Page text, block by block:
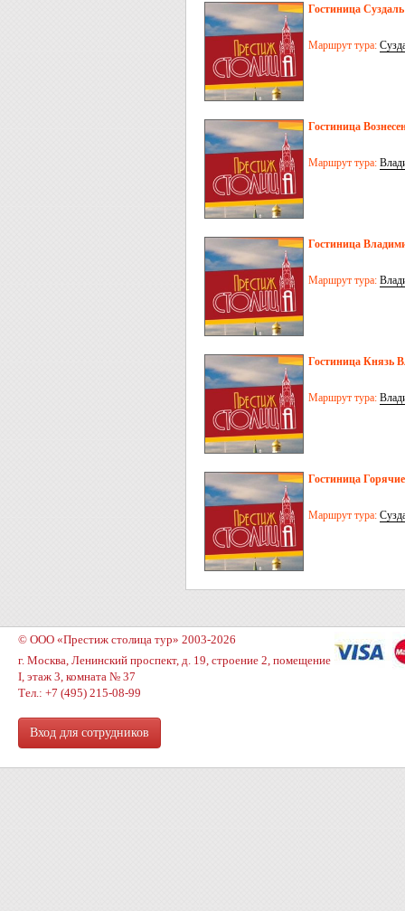
Гостиница
Маршрут тура:
Гостиница
Маршрут тура:
Гостиница
Маршрут тура:
Гостиница Князь
Маршрут тура:
Гостиница
Маршрут тура:
© ООО «Престиж столица тур» 2003-2026
г. Москва, Ленинский проспект, д. 19, строение 2, помещение
I, этаж 3, комната № 37
Тел.: +7 (495) 215-08-99
Вход для сотрудников